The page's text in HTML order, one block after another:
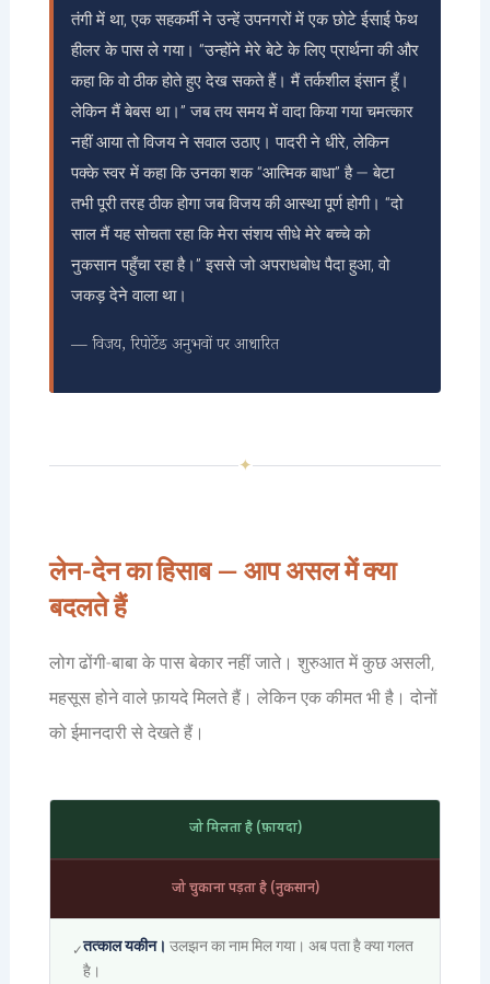
तंगी में था, एक सहकर्मी ने उन्हें उपनगरों में एक छोटे ईसाई फेथ
हीलर के पास ले गया। “उन्होंने मेरे बेटे के लिए प्रार्थना की और
कहा कि वो ठीक होते हुए देख सकते हैं। मैं तर्कशील इंसान हूँ।
लेकिन मैं बेबस था।” जब तय समय में वादा किया गया चमत्कार
नहीं आया तो विजय ने सवाल उठाए। पादरी ने धीरे, लेकिन
पक्के स्वर में कहा कि उनका शक “आत्मिक बाधा” है — बेटा
तभी पूरी तरह ठीक होगा जब विजय की आस्था पूर्ण होगी। “दो
साल मैं यह सोचता रहा कि मेरा संशय सीधे मेरे बच्चे को
नुकसान पहुँचा रहा है।” इससे जो अपराधबोध पैदा हुआ, वो
जकड़ देने वाला था।
— विजय, रिपोर्टेड अनुभवों पर आधारित
✦
लेन-देन का हिसाब — आप असल में क्या
बदलते हैं
लोग ढोंगी-बाबा के पास बेकार नहीं जाते। शुरुआत में कुछ असली,
महसूस होने वाले फ़ायदे मिलते हैं। लेकिन एक कीमत भी है। दोनों
को ईमानदारी से देखते हैं।
जो मिलता है (फ़ायदा)
जो चुकाना पड़ता है (नुकसान)
✓तत्काल यकीन। उलझन का नाम मिल गया। अब पता है क्या गलत
है।